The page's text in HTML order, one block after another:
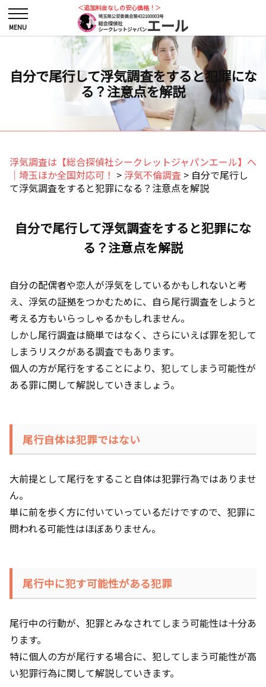
自分で尾行して浮気調査をすると犯罪にな
る？注意点を解説
＜追加料金なしの安心価格！＞
浮気調査は【総合探偵社シークレットジャパンエール】へ
｜埼玉ほか全国対応可！ > 浮気不倫調査 > 自分で尾行し
て浮気調査をすると犯罪になる？注意点を解説
自分で尾行して浮気調査をすると犯罪にな
る？注意点を解説
自分の配偶者や恋人が浮気をしているかもしれないと考
え、浮気の証拠をつかむために、自ら尾行調査をしようと
考える方もいらっしゃるかもしれません。
しかし尾行調査は簡単ではなく、さらにいえば罪を犯して
しまうリスクがある調査でもあります。
個人の方が尾行をすることにより、犯してしまう可能性が
ある罪に関して解説していきましょう。
尾行自体は犯罪ではない
大前提として尾行をすること自体は犯罪行為ではありませ
ん。
単に前を歩く方に付いていっているだけですので、犯罪に
問われる可能性はほぼありません。
尾行中に犯す可能性がある犯罪
尾行中の行動が、犯罪とみなされてしまう可能性は十分あ
ります。
特に個人の方が尾行する場合に、犯してしまう可能性が高
い犯罪行為に関して解説していきます。